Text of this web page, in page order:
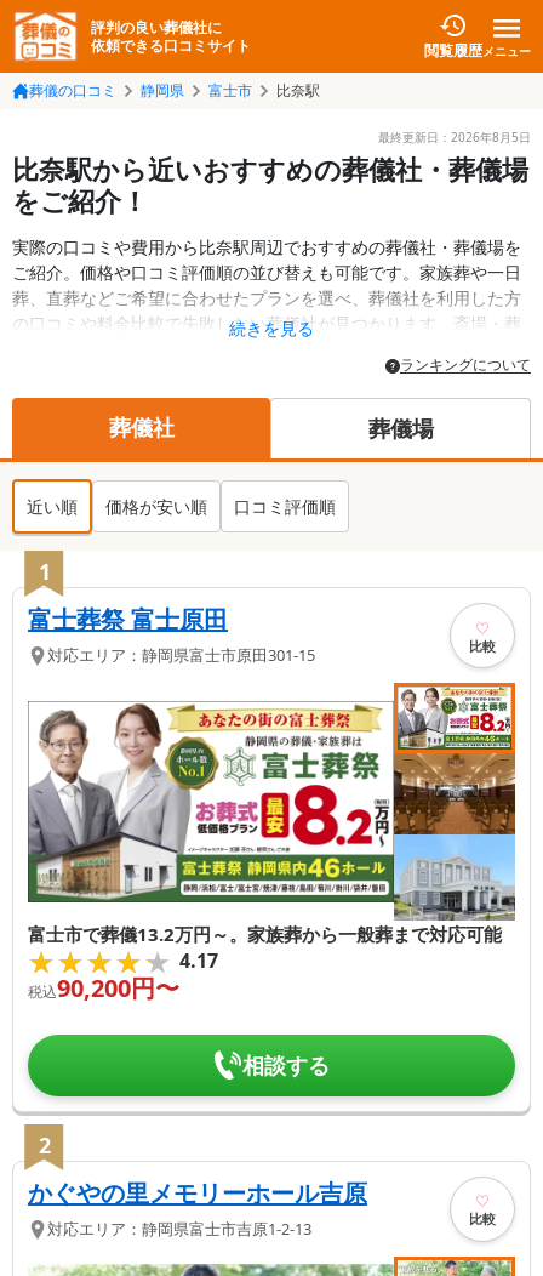
評判の良い葬儀社に
依頼できる口コミサイト
閲覧履歴メニュー
葬儀の口コミ 静岡県 富士市 比奈駅
最終更新日： 2026年8月5日
比奈駅から近いおすすめの葬儀社・葬儀場
をご紹介！
実際の口コミや費用から比奈駅周辺でおすすめの葬儀社・葬儀場を
ご紹介。価格や口コミ評価順の並び替えも可能です。家族葬や一日
葬、直葬などご希望に合わせたプランを選べ、葬儀社を利用した方
の口コミや料金比較で失敗しない葬儀社が見つかります。斎場・葬
も掲載しています。24時間の相談受付で深夜・早朝でも対応可能で
す。
続きを見る
ランキングについて
葬儀社 葬儀場
近い順 価格が安い順 口コミ評価順
1
富士葬祭 富士原田
対応エリア： 静岡県富士市原田301-15 比較
富士市で葬儀13.2万円～。家族葬から一般葬まで対応可能
★★★★★
★★★★★ 4.17
税込90,200円〜
相談する
2
かぐやの里メモリーホール吉原
対応エリア： 静岡県富士市吉原1-2-13 比較